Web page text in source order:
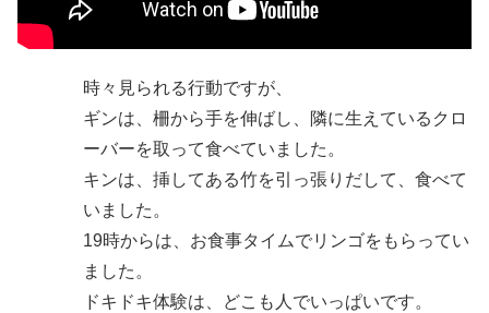
時々見られる行動ですが、
ギンは、柵から手を伸ばし、隣に生えているクロ
ーバーを取って食べていました。
キンは、挿してある竹を引っ張りだして、食べて
いました。
19時からは、お食事タイムでリンゴをもらってい
ました。
ドキドキ体験は、どこも人でいっぱいです。